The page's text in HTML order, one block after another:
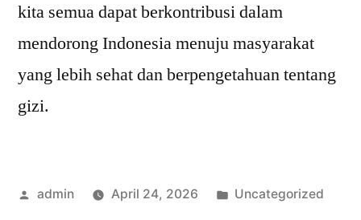
kita semua dapat berkontribusi dalam
mendorong Indonesia menuju masyarakat
yang lebih sehat dan berpengetahuan tentang
gizi.
Posted
admin April 24, 2026
Posted
Uncategorized